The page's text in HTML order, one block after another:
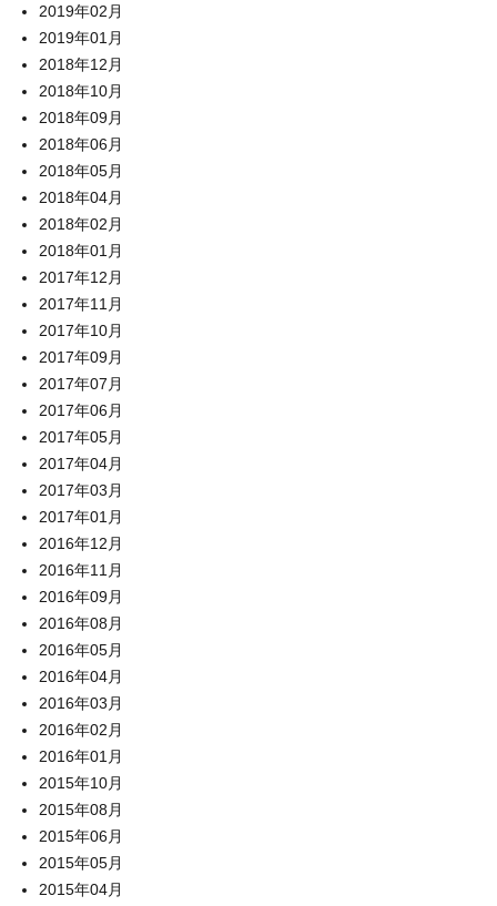
2019年02月
2019年01月
2018年12月
2018年10月
2018年09月
2018年06月
2018年05月
2018年04月
2018年02月
2018年01月
2017年12月
2017年11月
2017年10月
2017年09月
2017年07月
2017年06月
2017年05月
2017年04月
2017年03月
2017年01月
2016年12月
2016年11月
2016年09月
2016年08月
2016年05月
2016年04月
2016年03月
2016年02月
2016年01月
2015年10月
2015年08月
2015年06月
2015年05月
2015年04月